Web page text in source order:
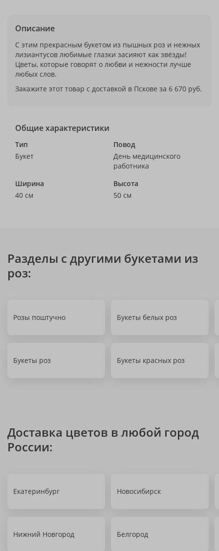
Описание
С этим прекрасным букетом из пышных роз и нежных
лизиантусов любимые глазки засияют как звёзды!
Цветы, которые говорят о любви и нежности лучше
любых слов.
Закажите этот товар с доставкой в Пскове за 6 670 руб.
Общие характеристики
Тип
Букет
Повод
День медицинского
работника
Ширина
40 см
Высота
50 см
Разделы с другими букетами из
роз:
Розы поштучно Букеты белых роз
Букеты роз Букеты красных роз
Доставка цветов в любой город
России:
Екатеринбург Новосибирск
Нижний Новгород Белгород